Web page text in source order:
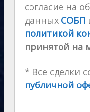
согласие на
данных СОБП
политикой
принятой на
* Все сделки
публичной